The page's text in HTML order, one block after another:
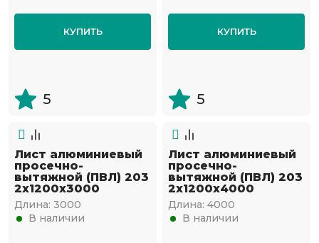
КУПИТЬ
5
КУПИТЬ
5
Лист алюминиевый
просечно-
вытяжной (ПВЛ) 203
2х1200х3000
Длина: 3000
В наличии
Лист алюминиевый
просечно-
вытяжной (ПВЛ) 203
2х1200х4000
Длина: 4000
В наличии